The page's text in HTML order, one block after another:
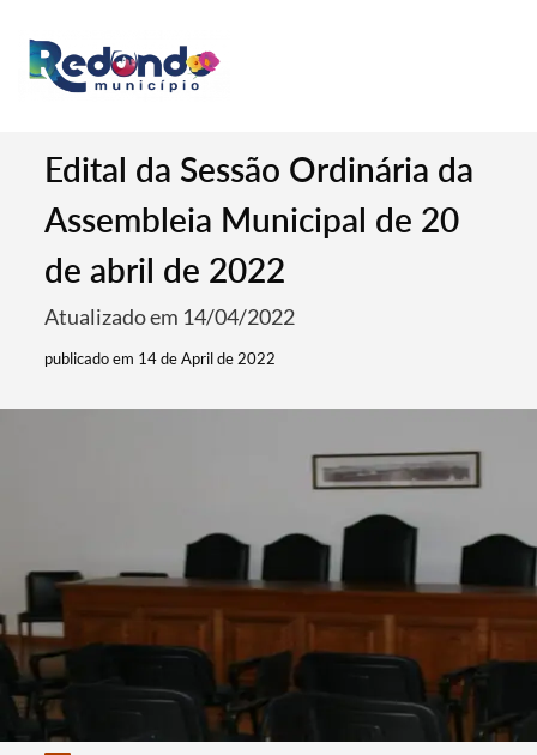
Edital da Sessão Ordinária da
Assembleia Municipal de 20
de abril de 2022
Atualizado em 14/04/2022
publicado em 14 de April de 2022